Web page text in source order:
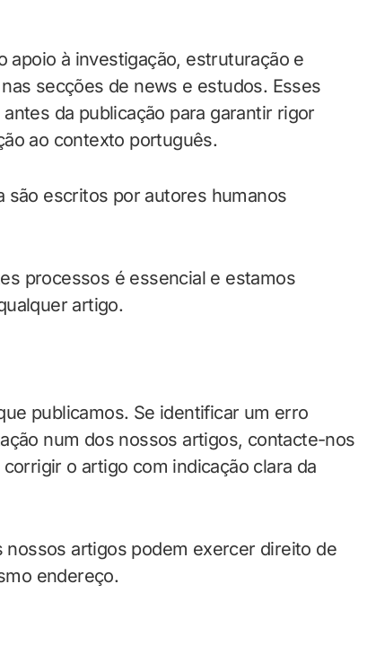
apoio à investigação, estruturação e
secções de news e estudos. Esses
antes da publicação para garantir rigor
ao contexto português.
são escritos por autores humanos
processos é essencial e estamos
artigo.
publicamos. Se identificar um erro
num dos nossos artigos, contacte-nos
o artigo com indicação clara da
artigos podem exercer direito de
endereço.